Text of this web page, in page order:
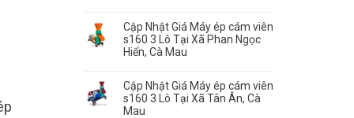
Cập Nhật Giá Máy ép cám viên
s160 3 Lô Tại Xã Phan Ngọc
Hiển, Cà Mau
Cập Nhật Giá Máy ép cám viên
s160 3 Lô Tại Xã Tân Ân, Cà
Mau